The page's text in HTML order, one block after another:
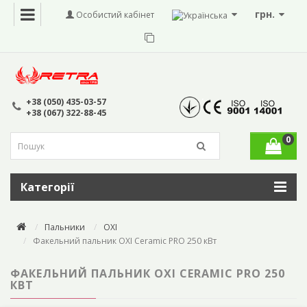
грн.
Особистий кабінет
+38 (050) 435-03-57
+38 (067) 322-88-45
0
Категорії
Пальники
OXI
Факельний пальник OXI Ceramic PRO 250 кВт
ФАКЕЛЬНИЙ ПАЛЬНИК OXI CERAMIC PRO 250
КВТ